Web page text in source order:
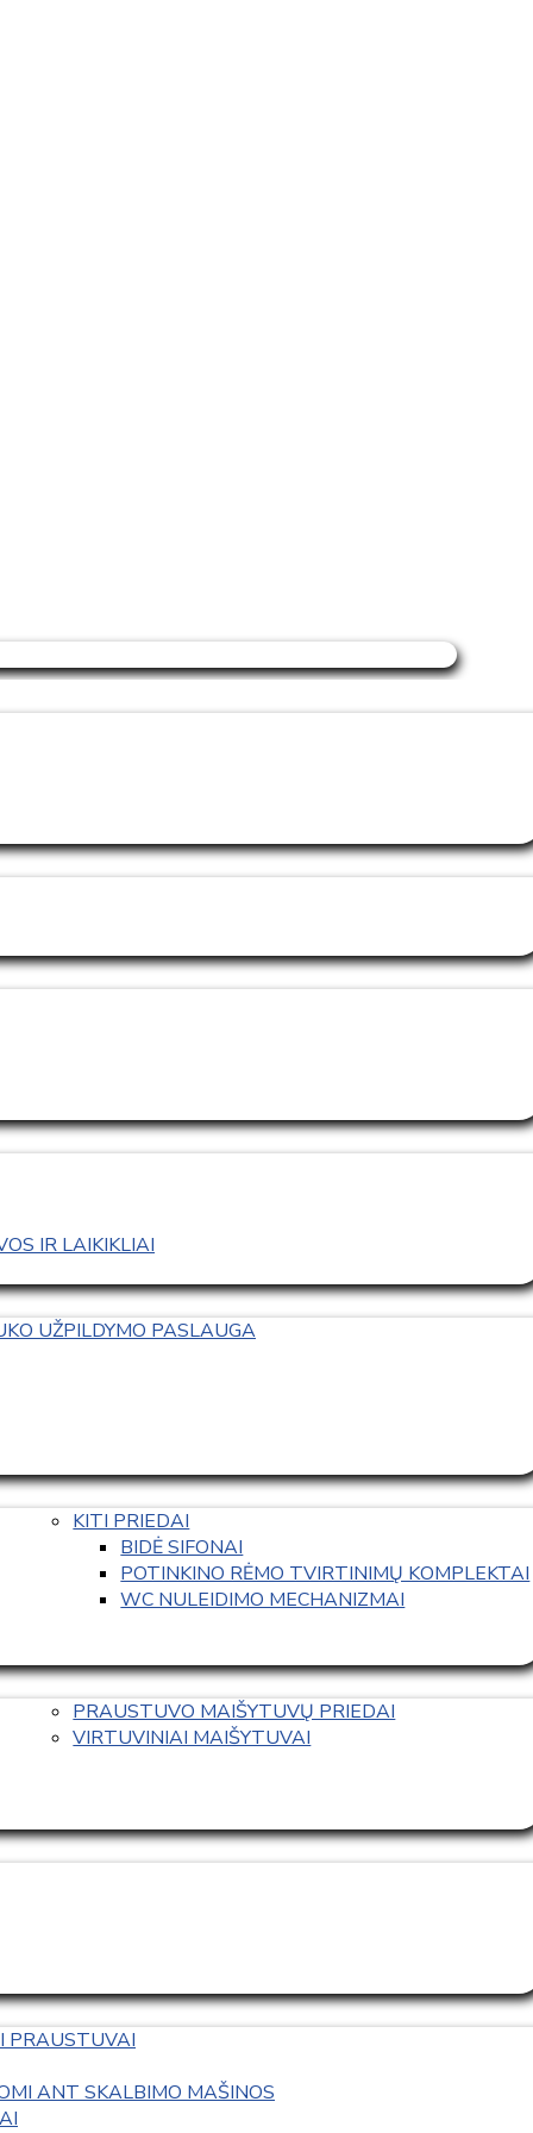
IR LAIKIKLIAI
UŽPILDYMO PASLAUGA
KITI PRIEDAI
BIDĖ SIFONAI
POTINKINO RĖMO TVIRTINIMŲ KOMPLEKTAI
WC NULEIDIMO MECHANIZMAI
PRAUSTUVO MAIŠYTUVŲ PRIEDAI
VIRTUVINIAI MAIŠYTUVAI
PRAUSTUVAI
ANT SKALBIMO MAŠINOS